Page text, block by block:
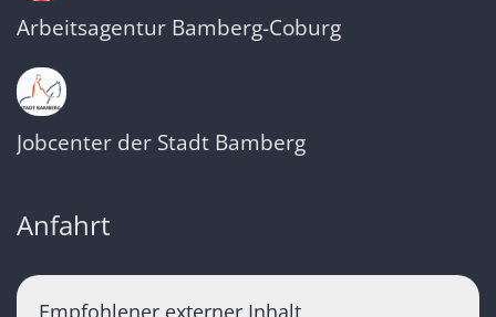
Arbeitsagentur Bamberg-Coburg
Jobcenter der Stadt Bamberg
Anfahrt